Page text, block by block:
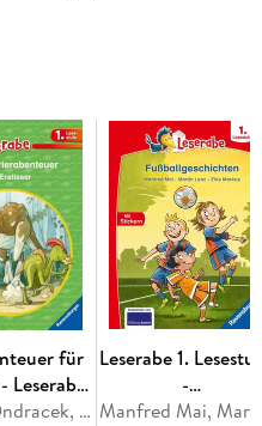
bei Antolin.
für
Leserabe
-
Claudia Ondracek, Martin Klein
Leserabe 1.
-